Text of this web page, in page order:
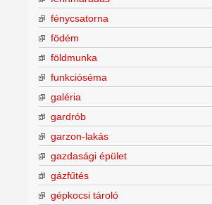
fénycsatorna
födém
földmunka
funkcióséma
galéria
gardrób
garzon-lakás
gazdasági épület
gázfűtés
gépkocsi tároló